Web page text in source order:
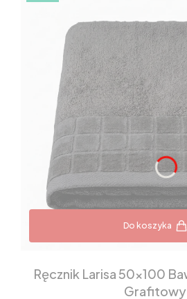
Do koszyka
Ręcznik Larisa 50x100
Grafitowy